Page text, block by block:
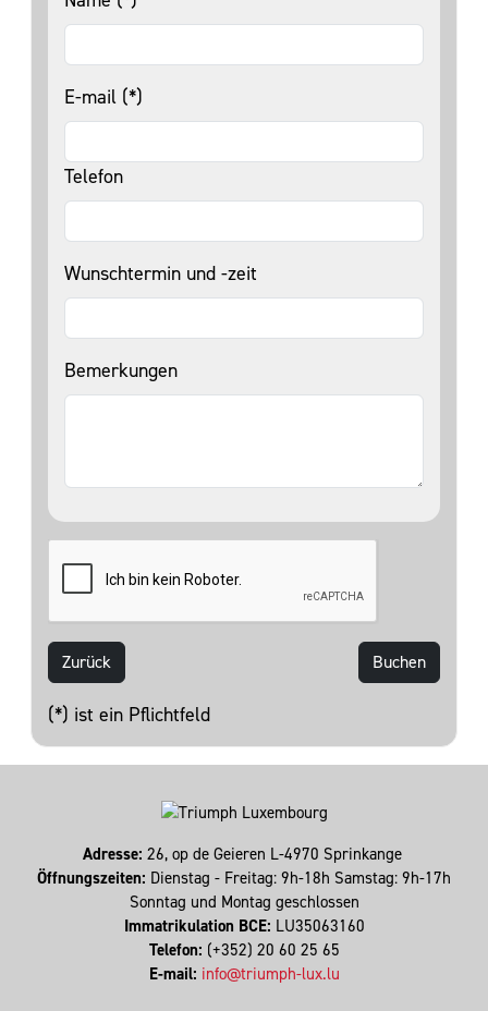
E-mail (*)
Telefon
Wunschtermin und -zeit
Bemerkungen
Zurück
(*) ist ein Pflichtfeld
Adresse: 26, op de Geieren L-4970 Sprinkange
Öffnungszeiten: Dienstag - Freitag: 9h-18h Samstag: 9h-17h
Sonntag und Montag geschlossen
Immatrikulation BCE: LU35063160
Telefon: (+352) 20 60 25 65
E-mail: info@triumph-lux.lu